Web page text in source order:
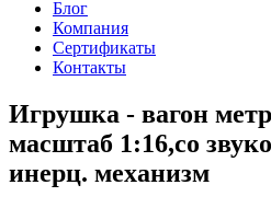
Блог
Компания
Сертификаты
Контакты
Игрушка - вагон
масштаб 1:16,со
инерц. механизм